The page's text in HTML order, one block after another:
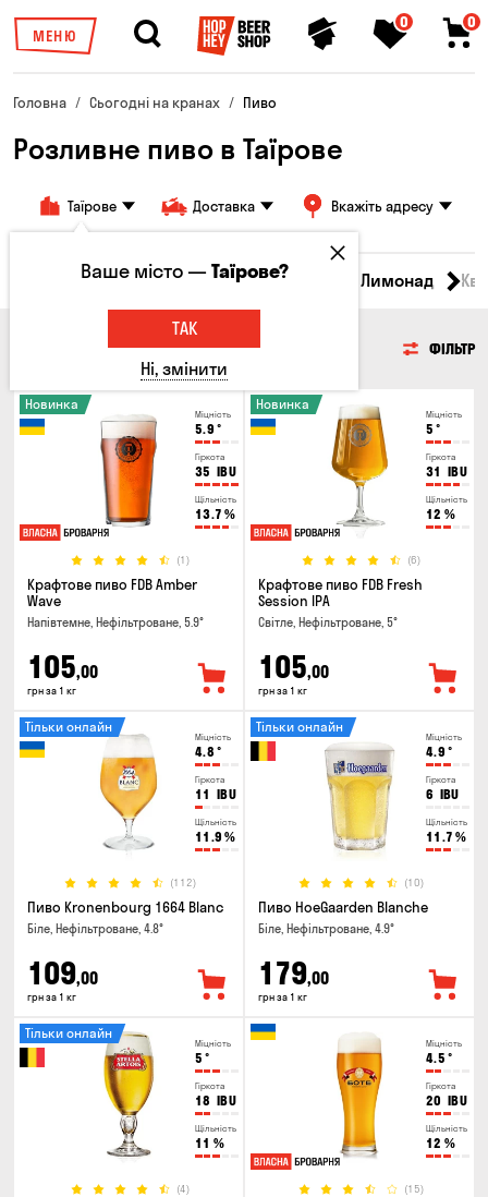
МЕНЮ
0 0
Головна Сьогодні на кранах Пиво
Розливне пиво в Таїрове
Таїрове Доставка Вкажіть адресу
Всі товари Пиво Сидр Лимонад
ФІЛЬТР
Міцність
5.9 °
Гіркота
35 IBU
Щільність
13.7 %
(1)
Новинка
Крафтове пиво FDB Amber
Wave
Напівтемне, Нефільтроване, 5.9°
105,00
грн за 1 кг
Міцність
5 °
Гіркота
31 IBU
Щільність
12 %
(6)
Новинка
Крафтове пиво FDB Fresh
Session IPA
Світле, Нефільтроване, 5°
105,00
грн за 1 кг
Міцність
4.8 °
Гіркота
11 IBU
Щільність
11.9 %
(112)
Тільки онлайн
Пиво Kronenbourg 1664 Blanc
Біле, Нефільтроване, 4.8°
109,00
грн за 1 кг
Міцність
4.9 °
Гіркота
6 IBU
Щільність
11.7 %
(10)
Тільки онлайн
Пиво HoeGaarden Blanche
Біле, Нефільтроване, 4.9°
179,00
грн за 1 кг
Міцність
5 °
Гіркота
18 IBU
Щільність
11 %
(4)
Тільки онлайн
Міцність
4.5 °
Гіркота
20 IBU
Щільність
12 %
(15)
Ваше місто —Таїрове?
ТАК
Ні, змінити